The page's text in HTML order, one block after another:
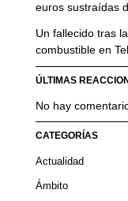
euros sustraídas
Un fallecido tras
combustible en
ÚLTIMAS
No hay
CATEGORÍAS
Actualidad
Ámbito